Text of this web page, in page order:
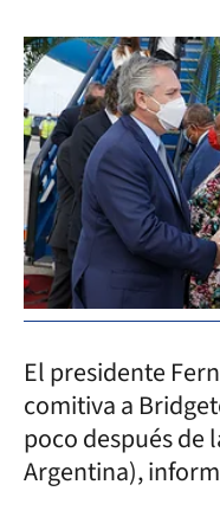
El presidente
comitiva a
poco después de
Argentina),